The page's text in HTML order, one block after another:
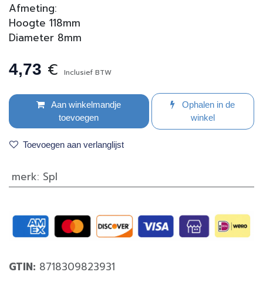
Afmeting:
Hoogte 118mm
Diameter 8mm
4,73 € Inclusief BTW
Aan winkelmandje
toevoegen
Ophalen in de
winkel
Toevoegen aan verlanglijst
merk: Spl
GTIN: 8718309823931